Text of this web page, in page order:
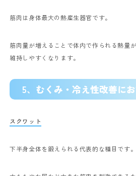
筋肉は身体最大の熱産生器官です。
筋肉量が増えることで体内で作られる熱量
維持しやすくなります。
5、 むくみ・冷え性改善に
スクワット
下半身全体を鍛えられる代表的な種目です。